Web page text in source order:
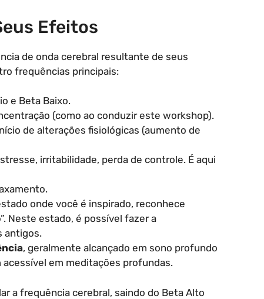
Efeitos
de onda cerebral resultante de seus
frequências principais:
e Beta Baixo.
(como ao conduzir este workshop).
de alterações fisiológicas (aumento de
irritabilidade, perda de controle. É aqui
onde você é inspirado, reconhece
Neste estado, é possível fazer a
antigos.
, geralmente alcançado em sono profundo
acessível em meditações profundas.
a frequência cerebral, saindo do Beta Alto